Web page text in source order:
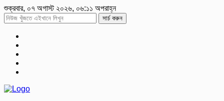
শুক্রবার, ০৭ অগাস্ট ২০২৬, ০৬:১১ অপরাহ্ন
সার্চ করুন